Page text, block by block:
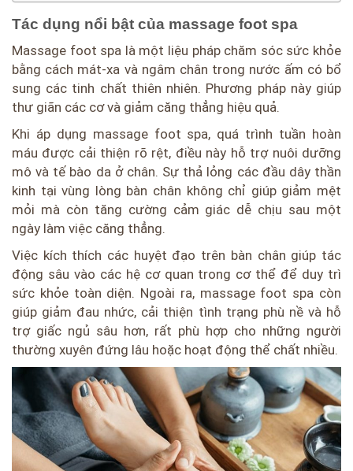
Tác dụng nổi bật của massage foot spa
Massage foot spa là một liệu pháp chăm sóc sức khỏe
bằng cách mát-xa và ngâm chân trong nước ấm có bổ
sung các tinh chất thiên nhiên. Phương pháp này giúp
thư giãn các cơ và giảm căng thẳng hiệu quả.
Khi áp dụng massage foot spa, quá trình tuần hoàn
máu được cải thiện rõ rệt, điều này hỗ trợ nuôi dưỡng
mô và tế bào da ở chân. Sự thả lỏng các đầu dây thần
kinh tại vùng lòng bàn chân không chỉ giúp giảm mệt
mỏi mà còn tăng cường cảm giác dễ chịu sau một
ngày làm việc căng thẳng.
Việc kích thích các huyệt đạo trên bàn chân giúp tác
động sâu vào các hệ cơ quan trong cơ thể để duy trì
sức khỏe toàn diện. Ngoài ra, massage foot spa còn
giúp giảm đau nhức, cải thiện tình trạng phù nề và hỗ
trợ giấc ngủ sâu hơn, rất phù hợp cho những người
thường xuyên đứng lâu hoặc hoạt động thể chất nhiều.